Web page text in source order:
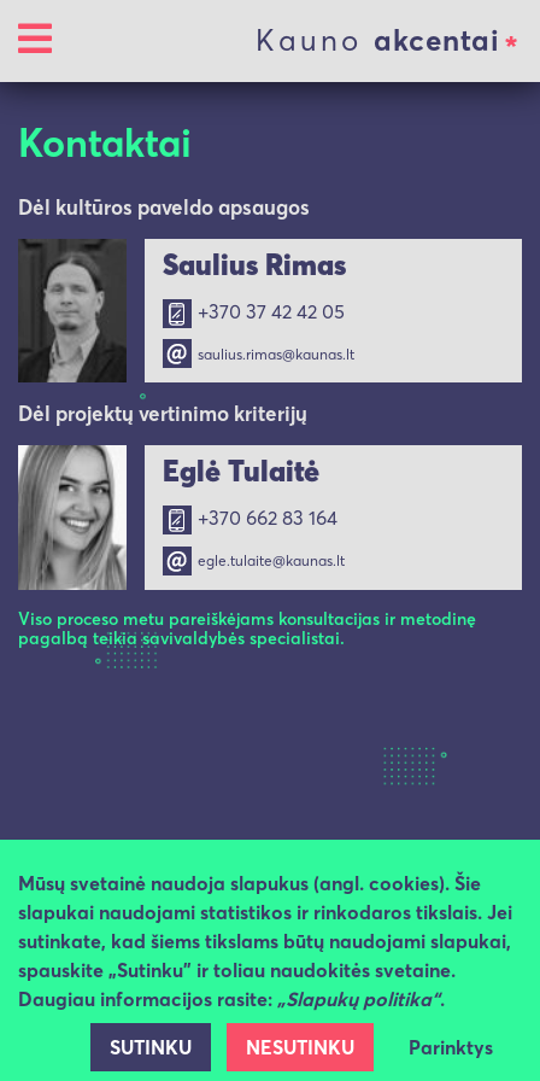
Kauno akcentai
Kontaktai
Dėl kultūros paveldo apsaugos
Saulius Rimas
+370 37 42 42 05
saulius.rimas@kaunas.lt
Dėl projektų vertinimo kriterijų
Eglė Tulaitė
+370 662 83 164
egle.tulaite@kaunas.lt
Viso proceso metu pareiškėjams konsultacijas ir metodinę
pagalbą teikia savivaldybės specialistai.
Mūsų svetainė naudoja slapukus (angl. cookies). Šie
slapukai naudojami statistikos ir rinkodaros tikslais. Jei
sutinkate, kad šiems tikslams būtų naudojami slapukai,
spauskite „Sutinku" ir toliau naudokitės svetaine.
Daugiau informacijos rasite: „Slapukų politika“.
SUTINKU
NESUTINKU Parinktys